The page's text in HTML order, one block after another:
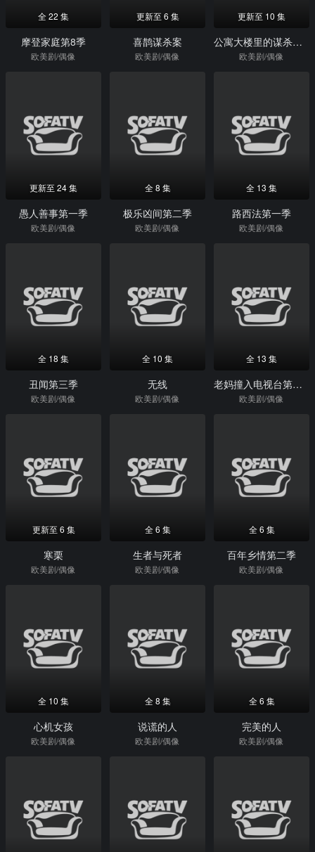
全 22 集
摩登家庭第8季
欧美剧/偶像
更新至 6 集
喜鹊谋杀案
欧美剧/偶像
更新至 10 集
公寓大楼里的谋杀案第一季
欧美剧/偶像
更新至 24 集
愚人善事第一季
欧美剧/偶像
全 8 集
极乐凶间第二季
欧美剧/偶像
全 13 集
路西法第一季
欧美剧/偶像
全 18 集
丑闻第三季
欧美剧/偶像
全 10 集
无线
欧美剧/偶像
全 13 集
老妈撞入电视台第二季
欧美剧/偶像
更新至 6 集
寒栗
欧美剧/偶像
全 6 集
生者与死者
欧美剧/偶像
全 6 集
百年乡情第二季
欧美剧/偶像
全 10 集
心机女孩
欧美剧/偶像
全 8 集
说谎的人
欧美剧/偶像
全 6 集
完美的人
欧美剧/偶像